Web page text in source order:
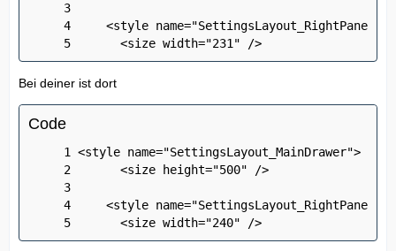
      <size width="231" />
Bei deiner ist dort
Code
      <size width="240" />